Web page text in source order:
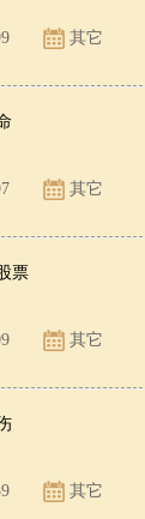
其它
其它
票
其它
其它